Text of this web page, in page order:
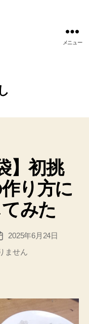
メニュー
】初挑
り方に
みた
日
2025年6月24日
ません